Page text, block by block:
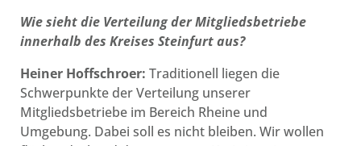
Wie sieht die Verteilung der Mitgliedsbetriebe
innerhalb des Kreises Steinfurt aus?
Heiner Hoffschroer: Traditionell liegen die
Schwerpunkte der Verteilung unserer
Mitgliedsbetriebe im Bereich Rheine und
Umgebung. Dabei soll es nicht bleiben. Wir wollen